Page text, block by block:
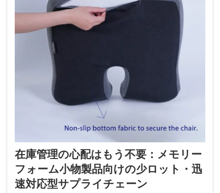
在庫管理の心配はもう不要：メモリー
フォーム小物製品向けの少ロット・迅
速対応型サプライチェーン